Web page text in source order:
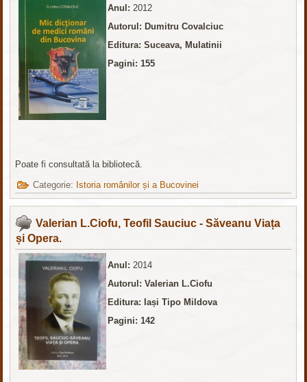
Anul:2012
Autorul: Dumitru Covalciuc
Editura: Suceava, Mulatinii
Pagini: 155
Poate fi consultată la bibliotecă.
Categorie: Istoria românilor și a Bucovinei
Valerian L.Ciofu, Teofil Sauciuc - Săveanu Viața
și Opera.
Anul:2014
Autorul: Valerian L.Ciofu
Editura: Iași Tipo Mildova
Pagini: 142